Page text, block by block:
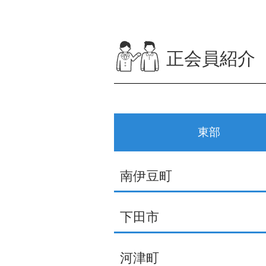
正会員紹介
東部
南伊豆町
下田市
河津町